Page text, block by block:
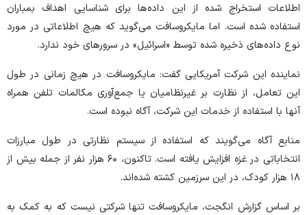
اطلاعات استخراج شده از این داده‌ها برای شناسایی اهداف بمباران
استفاده شده است. اما مایکروسافت می‌گوید که هیچ اطلاعاتی در مورد
نوع داده‌های ذخیره شده توسط «اسرائیل» در سرور‌های خود ندارد.
نماینده این شرکت آمریکایی گفت: مایکروسافت در هیچ زمانی در طول
این تعامل، از نظارت بر غیرنظامیان یا جمع‌آوری مکالمات تلفن همراه
آنها با استفاده از خدمات این شرکت، آگاه نبوده است.
منابع آگاه می‌گویند که استفاده از سیستم نظارتی در طول مبارزات
انتخاباتی در غزه افزایش یافته است. تاکنون، ۶۰ هزار نفر از جمله بیش از
۱۸ هزار کودک، در این سرزمین کشته شده‌اند.
بر اساس گزارش انگجت، مایکروسافت تنها شرکتی نیست که به کمک به